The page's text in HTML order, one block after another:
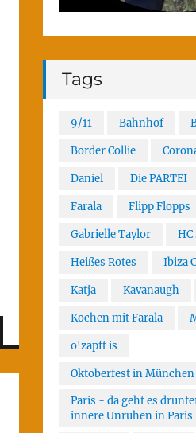
Tags
9/11 Bahnhof
Border Collie
Daniel Die PARTEI
Farala Flipp Flopps
Gabrielle Taylor HC
Heißes Rotes Ibiza
Katja Kavanaugh
Kochen mit Farala
o'zapft is
Oktoberfest in München
Paris - da geht es
innere Unruhen in Paris